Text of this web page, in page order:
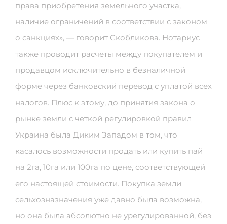
права приобретения земельного участка,
наличие ограничений в соответствии с законом
о санкциях», — говорит Скобликова. Нотариус
также проводит расчеты между покупателем и
продавцом исключительно в безналичной
форме через банковский перевод с уплатой всех
налогов. Плюс к этому, до принятия закона о
рынке земли с четкой регулировкой правил
Украина была Диким Западом в том, что
касалось возможности продать или купить пай
на 2га, 10га или 100га по цене, соответствующей
его настоящей стоимости. Покупка земли
сельхозназначения уже давно была возможна,
но она была абсолютно не урегулированной, без